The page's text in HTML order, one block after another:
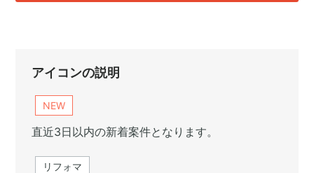
アイコンの説明
NEW
直近3日以内の新着案件となります。
リフォマ